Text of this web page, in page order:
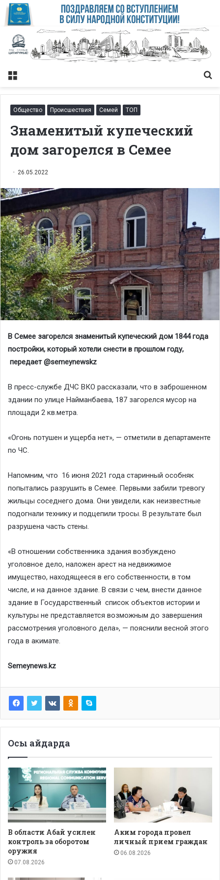
Меню
Общество Происшествия Семей ТОП
Знаменитый купеческий
дом загорелся в Семее
26.05.2022
В Семее загорелся знаменитый купеческий дом 1844 года
постройки, который хотели снести в прошлом году,
передает @semeynewskz
В пресс-службе ДЧС ВКО рассказали, что в заброшенном
здании по улице Найманбаева, 187 загорелся мусор на
площади 2 кв.метра.
«Огонь потушен и ущерба нет», — отметили в департаменте
по ЧС.
Напомним, что 16 июня 2021 года старинный особняк
попытались разрушить в Семее. Первыми забили тревогу
жильцы соседнего дома. Они увидели, как неизвестные
подогнали технику и подцепили тросы. В результате был
разрушена часть стены.
«В отношении собственника здания возбуждено
уголовное дело, наложен арест на недвижимое
имущество, находящееся в его собственности, в том
числе, и на данное здание. В связи с чем, внести данное
здание в Государственный список объектов истории и
культуры не представляется возможным до завершения
рассмотрения уголовного дела», — пояснили весной этого
года в акимате.
Semeynews.kz
Осы айдарда
В области Абай усилен
контроль за оборотом
оружия
07.08.2026
Аким города провел
личный прием граждан
06.08.2026